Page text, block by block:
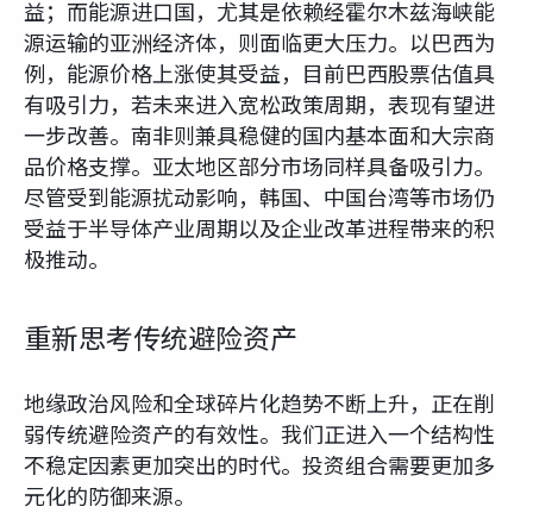
益；而能源进口国，尤其是依赖经霍尔木兹海峡能
源运输的亚洲经济体，则面临更大压力。以巴西为
例，能源价格上涨使其受益，目前巴西股票估值具
有吸引力，若未来进入宽松政策周期，表现有望进
一步改善。南非则兼具稳健的国内基本面和大宗商
品价格支撑。亚太地区部分市场同样具备吸引力。
尽管受到能源扰动影响，韩国、中国台湾等市场仍
受益于半导体产业周期以及企业改革进程带来的积
极推动。
重新思考传统避险资产
地缘政治风险和全球碎片化趋势不断上升，正在削
弱传统避险资产的有效性。我们正进入一个结构性
不稳定因素更加突出的时代。投资组合需要更加多
元化的防御来源。